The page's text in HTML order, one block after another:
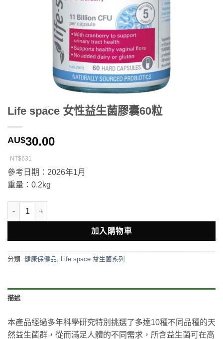
Life space 女性益生菌膠囊60粒
AU$30.00
NT$631
參考日期：2026年1月
重量：0.2kg
Life space 女性益生菌膠囊60粒 數量
加入購物車
分類: 健康保健品 Life space 益生菌系列
描述
本產品經過多年科學研究特別挑選了多達10種不同品種的天
然益生菌群，從而滿足人體的不同需求，所含益生菌可在高